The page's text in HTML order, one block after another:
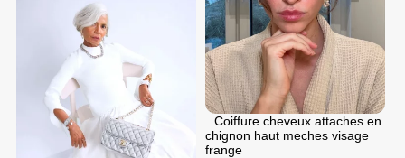
Coiffure cheveux attaches en
chignon haut meches visage
frange